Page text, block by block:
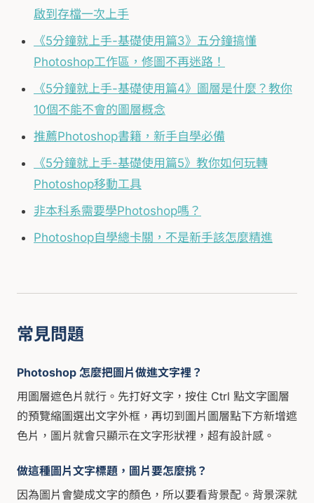
啟到存檔一次上手
《5分鐘就上手-基礎使用篇3》五分鐘搞懂
Photoshop工作區，修圖不再迷路！
《5分鐘就上手-基礎使用篇4》圖層是什麼？教你
10個不能不會的圖層概念
推薦Photoshop書籍，新手自學必備
《5分鐘就上手-基礎使用篇5》教你如何玩轉
Photoshop移動工具
非本科系需要學Photoshop嗎？
Photoshop自學總卡關，不是新手該怎麼精進
常見問題
Photoshop 怎麼把圖片做進文字裡？
用圖層遮色片就行。先打好文字，按住 Ctrl 點文字圖層
的預覽縮圖選出文字外框，再切到圖片圖層點下方新增遮
色片，圖片就會只顯示在文字形狀裡，超有設計感。
做這種圖片文字標題，圖片要怎麼挑？
因為圖片會變成文字的顏色，所以要看背景配。背景深就